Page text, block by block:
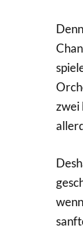
zwei